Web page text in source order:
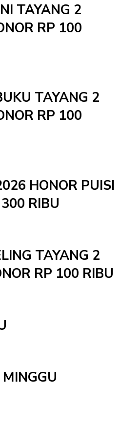
TAYANG 2
RP 100
TAYANG 2
RP 100
HONOR PUISI
RIBU
TAYANG 2
RP 100 RIBU